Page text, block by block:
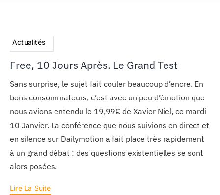
Actualités
Free, 10 Jours Après. Le Grand Test
Sans surprise, le sujet fait couler beaucoup d’encre. En
bons consommateurs, c’est avec un peu d’émotion que
nous avions entendu le 19,99€ de Xavier Niel, ce mardi
10 Janvier. La conférence que nous suivions en direct et
en silence sur Dailymotion a fait place très rapidement
à un grand débat : des questions existentielles se sont
alors posées.
Lire La Suite